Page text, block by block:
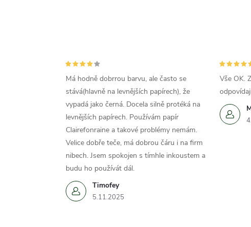
Timofey
5.11.2025
Má hodně dobrrou barvu, ale často se
stává(hlavně na levnějších papírech), že
vypadá jako černá. Docela silně protéká na
levnějších papírech. Používám papír
Clairefonraine a takové problémy nemám.
Velice dobře teče, má dobrou čáru i na firm
nibech. Jsem spokojen s tímhle inkoustem a
budu ho používát dál.
Vše OK.